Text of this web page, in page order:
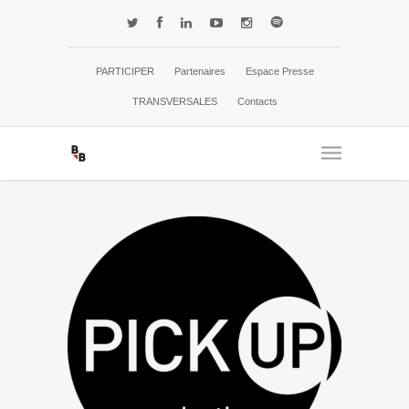
PARTICIPER Partenaires Espace Presse
TRANSVERSALES Contacts